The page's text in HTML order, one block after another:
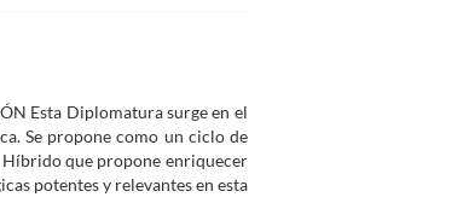
Esta Diplomatura surge en el
Se propone como un ciclo de
que propone enriquecer
potentes y relevantes en esta